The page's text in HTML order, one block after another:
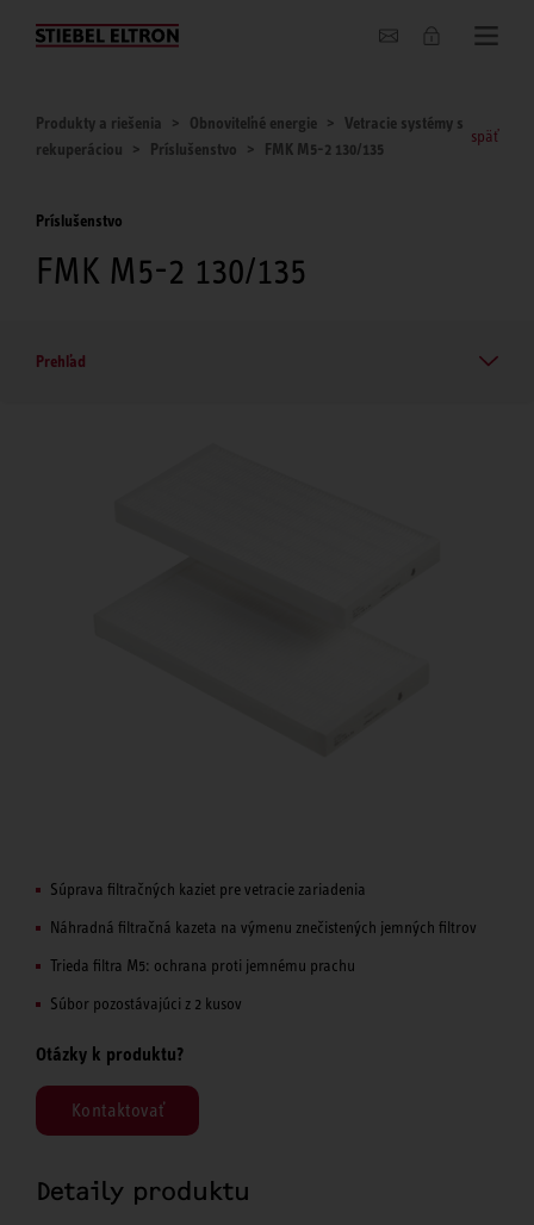
O nás
Produkty a riešenia Obnoviteľné energie
Vetracie systémy s
rekuperáciou
Príslušenstvo FMK M5-2 130/135
späť
Príslušenstvo
FMK M5-2 130/135
Prehľad
Súprava filtračných kaziet pre vetracie zariadenia
Náhradná filtračná kazeta na výmenu znečistených jemných filtrov
Trieda filtra M5: ochrana proti jemnému prachu
Súbor pozostávajúci z 2 kusov
Otázky k produktu?
Kontaktovať
Detaily produktu